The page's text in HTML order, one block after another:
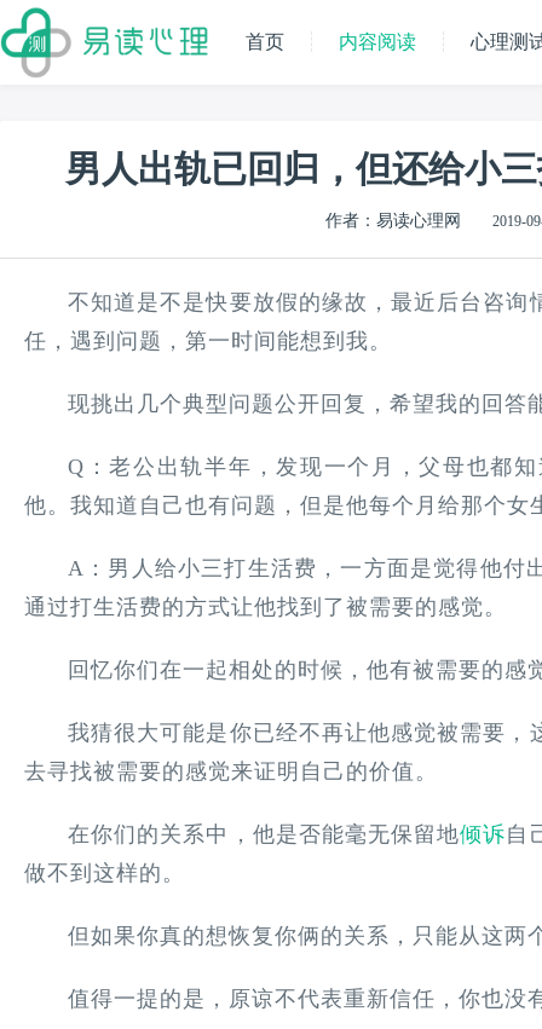
首页 内容阅读 心理测
男人出轨已回归，但还给小
作者：易读心理网 2019-
不知道是不是快要放假的缘故，最近后台咨
任，遇到问题，第一时间能想到我。
现挑出几个典型问题公开回复，希望我的回答
Q：老公出轨半年，发现一个月，父母也都
他。我知道自己也有问题，但是他每个月给那个
A：男人给小三打生活费，一方面是觉得他付
通过打生活费的方式让他找到了被需要的感觉。
回忆你们在一起相处的时候，他有被需要的感
我猜很大可能是你已经不再让他感觉被需要
去寻找被需要的感觉来证明自己的价值。
在你们的关系中，他是否能毫无保留地倾诉自
做不到这样的。
但如果你真的想恢复你俩的关系，只能从这两
值得一提的是，原谅不代表重新信任，你也没